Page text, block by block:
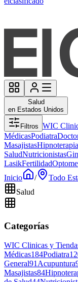
Salud
en Estados Unidos
Filtros WIC
MédicasPodiatra
MasajistasHipnoterapia
SaludNutricionistas
LasikFertilidad
Inicio
/ Todo
Salud
Categorías
WIC Clinicas y
Médicas184Podiatra
General91Acupuntura
Masajistas84